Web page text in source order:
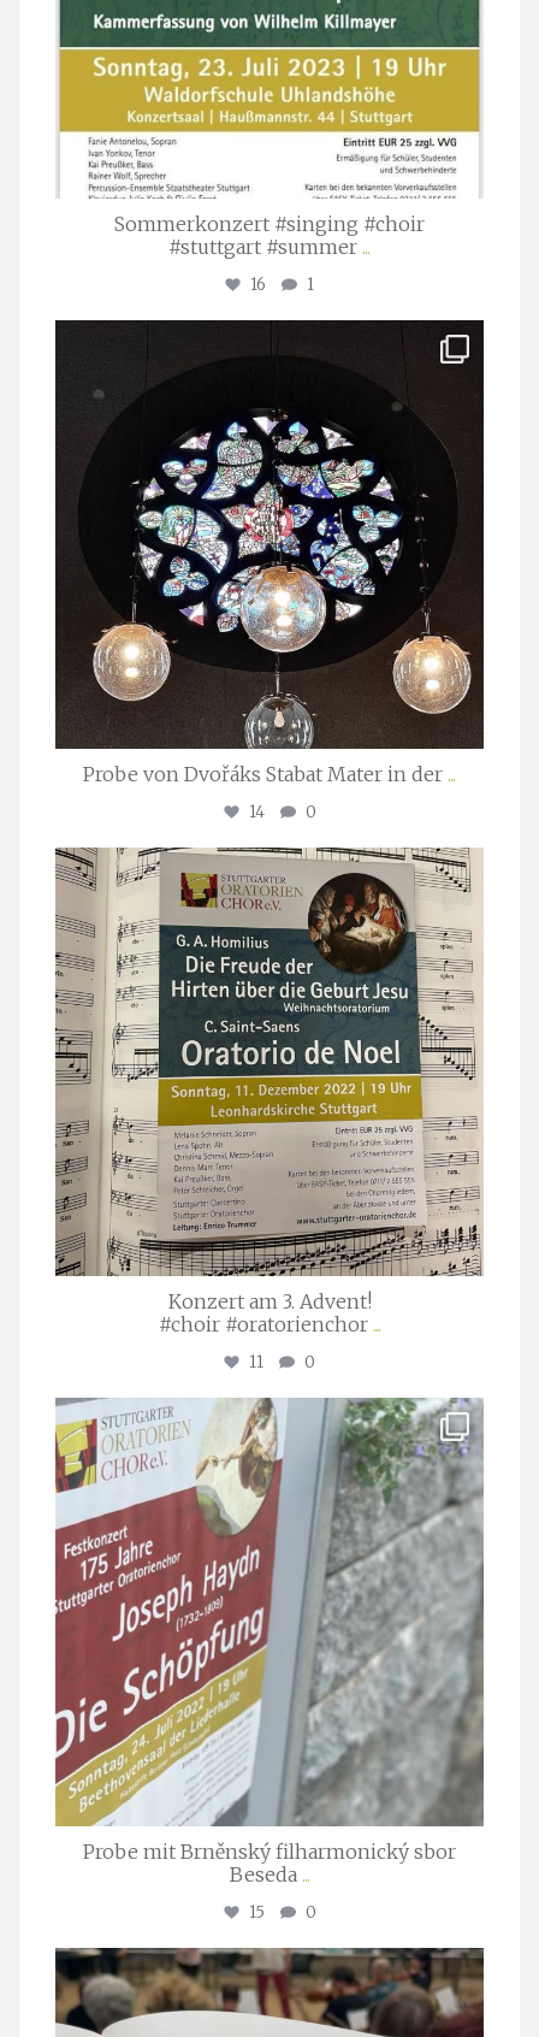
Sommerkonzert #singing #choir
#stuttgart #summer ...
16 1
Apr. 1
Probe von Dvořáks Stabat Mater in der ...
14 0
stuttgarter_oratorienchor
Nov. 29
Konzert am 3. Advent!
#choir #oratorienchor ...
11 0
stuttgarter_oratorienchor
Juli 23
Probe mit Brněnský filharmonický sbor
Beseda ...
15 0
stuttgarter_oratorienchor
Juli 23